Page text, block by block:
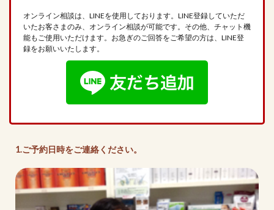
オンライン相談は、LINEを使用しております。LINE登録していただ
いたお客さまのみ、オンライン相談が可能です。その他、チャット機
能もご使用いただけます。お急ぎのご回答をご希望の方は、LINE登
録をお願いいたします。
1.ご予約日時をご連絡ください。